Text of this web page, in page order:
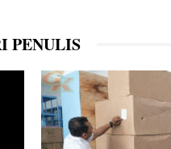
PENULIS